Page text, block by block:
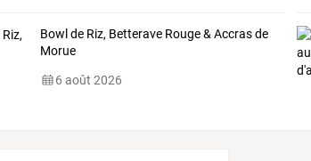
Bowl de Riz, Betterave Rouge & Accras de
Morue
6 août 2026